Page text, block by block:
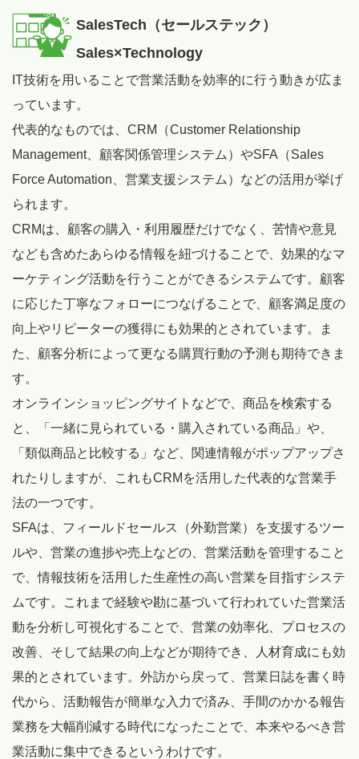
SalesTech（セールステック）
Sales×Technology
IT技術を用いることで営業活動を効率的に行う動きが広ま
っています。
代表的なものでは、CRM（Customer Relationship
Management、顧客関係管理システム）やSFA（Sales
Force Automation、営業支援システム）などの活用が挙げ
られます。
CRMは、顧客の購入・利用履歴だけでなく、苦情や意見
なども含めたあらゆる情報を紐づけることで、効果的なマ
ーケティング活動を行うことができるシステムです。顧客
に応じた丁寧なフォローにつなげることで、顧客満足度の
向上やリピーターの獲得にも効果的とされています。ま
た、顧客分析によって更なる購買行動の予測も期待できま
す。
オンラインショッピングサイトなどで、商品を検索する
と、「一緒に見られている・購入されている商品」や、
「類似商品と比較する」など、関連情報がポップアップさ
れたりしますが、これもCRMを活用した代表的な営業手
法の一つです。
SFAは、フィールドセールス（外勤営業）を支援するツー
ルや、営業の進捗や売上などの、営業活動を管理すること
で、情報技術を活用した生産性の高い営業を目指すシステ
ムです。これまで経験や勘に基づいて行われていた営業活
動を分析し可視化することで、営業の効率化、プロセスの
改善、そして結果の向上などが期待でき、人材育成にも効
果的とされています。外訪から戻って、営業日誌を書く時
代から、活動報告が簡単な入力で済み、手間のかかる報告
業務を大幅削減する時代になったことで、本来やるべき営
業活動に集中できるというわけです。